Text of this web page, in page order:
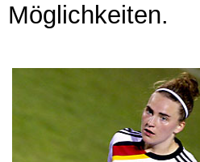
Möglichkeiten.